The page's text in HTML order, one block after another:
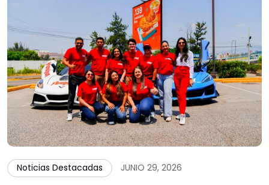
Noticias Destacadas JUNIO 29, 2026